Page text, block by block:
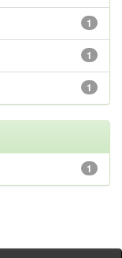
1
1
1
1